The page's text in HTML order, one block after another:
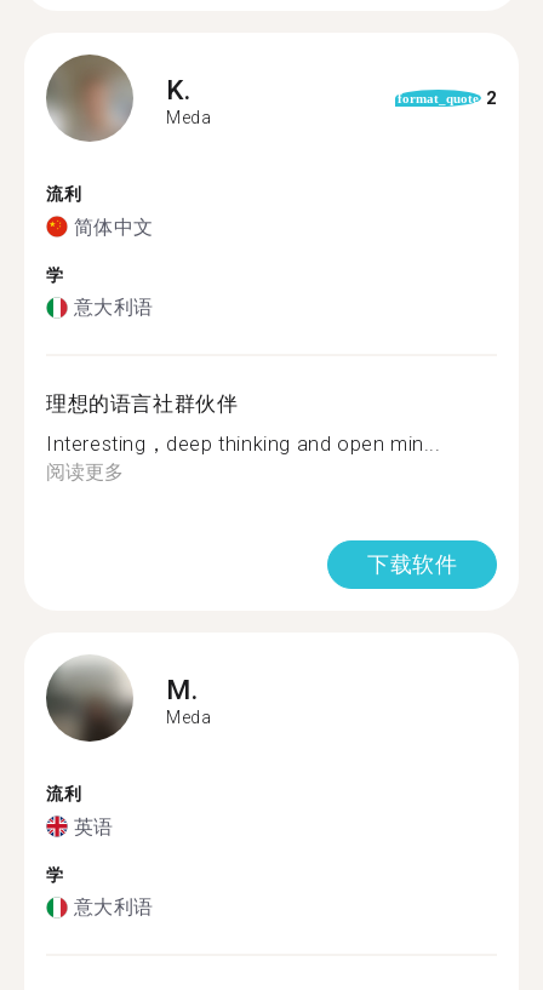
K.
Meda
format_quote 2
流利
简体中文
学
意大利语
理想的语言社群伙伴
Interesting，deep thinking and open min...
阅读更多
下载软件
M.
Meda
流利
英语
学
意大利语